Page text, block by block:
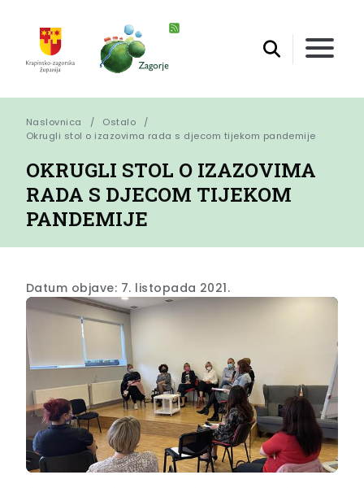
Naslovnica
Ostalo
Okrugli stol o izazovima rada s djecom tijekom pandemije
OKRUGLI STOL O IZAZOVIMA
RADA S DJECOM TIJEKOM
PANDEMIJE
Datum objave: 7. listopada 2021.